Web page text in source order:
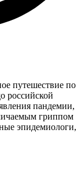
путешествие по
российской
пандемии,
гриппом
эпидемиологи,